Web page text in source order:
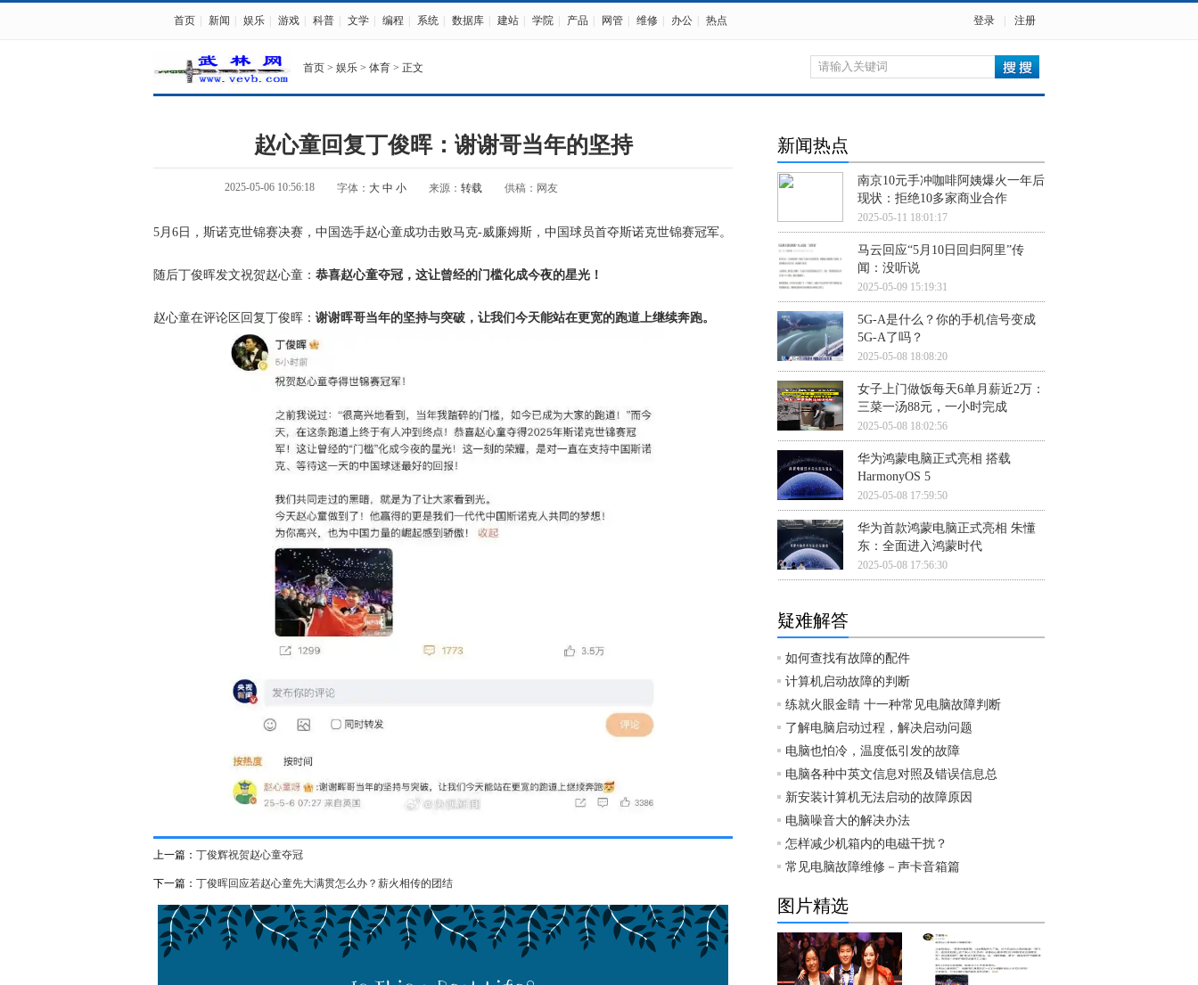
首页 新闻 娱乐 游戏 科普 文学 编程 系统 数据库 建站 学院 产品 网管 维修 办公 热点 登录 注册
首页 > 娱乐 > 体育 > 正文
赵心童回复丁俊晖：谢谢哥当年的坚持
2025-05-06 10:56:18 字体： 大 中 小 来源： 转载 供稿：网友
5月6日，斯诺克世锦赛决赛，中国选手赵心童成功击败马克-威廉姆斯，中国球员首夺斯诺克世锦赛冠军。
随后丁俊晖发文祝贺赵心童： 恭喜赵心童夺冠，这让曾经的门槛化成今夜的星光！
赵心童在评论区回复丁俊晖： 谢谢晖哥当年的坚持与突破，让我们今天能站在更宽的跑道上继续奔跑。
上一篇： 丁俊辉祝贺赵心童夺冠
下一篇： 丁俊晖回应若赵心童先大满贯怎么办？薪火相传的团结
新闻热点
南京10元手冲咖啡阿姨爆火一年后
现状：拒绝10多家商业合作
2025-05-11 18:01:17
马云回应“5月10日回归阿里”传
闻：没听说
2025-05-09 15:19:31
5G-A是什么？你的手机信号变成
5G-A了吗？
2025-05-08 18:08:20
女子上门做饭每天6单月薪近2万：
三菜一汤88元，一小时完成
2025-05-08 18:02:56
华为鸿蒙电脑正式亮相 搭载
HarmonyOS 5
2025-05-08 17:59:50
华为首款鸿蒙电脑正式亮相 朱懂
东：全面进入鸿蒙时代
2025-05-08 17:56:30
疑难解答
如何查找有故障的配件
计算机启动故障的判断
练就火眼金睛 十一种常见电脑故障判断
了解电脑启动过程，解决启动问题
电脑也怕冷，温度低引发的故障
电脑各种中英文信息对照及错误信息总
新安装计算机无法启动的故障原因
电脑噪音大的解决办法
怎样减少机箱内的电磁干扰？
常见电脑故障维修－声卡音箱篇
图片精选